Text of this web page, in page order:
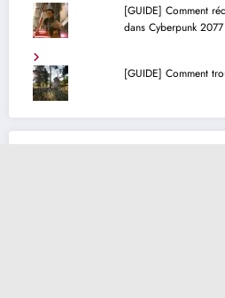
[GUIDE] Comment
dans Cyberpunk 2077
[GUIDE] Comment